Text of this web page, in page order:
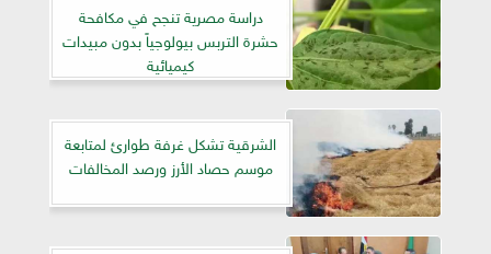
دراسة مصرية تنجح في مكافحة
حشرة التربس بيولوجياً بدون مبيدات
كيميائية
الشرقية تشكل غرفة طوارئ لمتابعة
موسم حصاد الأرز ورصد المخالفات